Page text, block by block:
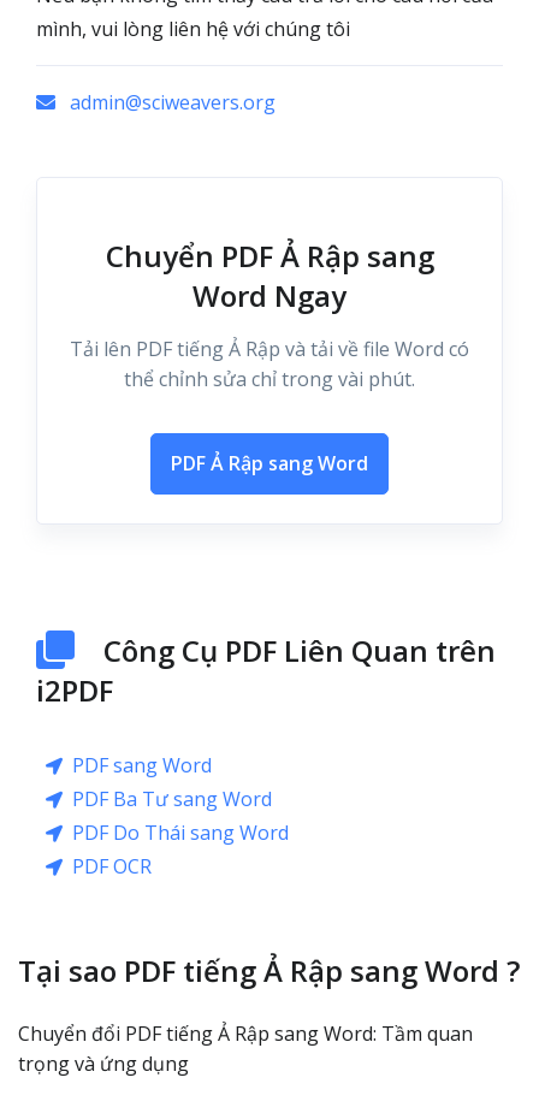
mình, vui lòng liên hệ với chúng tôi
admin@sciweavers.org
Chuyển PDF Ả Rập sang
Word Ngay
Tải lên PDF tiếng Ả Rập và tải về file Word có
thể chỉnh sửa chỉ trong vài phút.
PDF Ả Rập sang Word
Công Cụ PDF Liên Quan trên
i2PDF
PDF sang Word
PDF Ba Tư sang Word
PDF Do Thái sang Word
PDF OCR
Tại sao PDF tiếng Ả Rập sang Word ?
Chuyển đổi PDF tiếng Ả Rập sang Word: Tầm quan
trọng và ứng dụng